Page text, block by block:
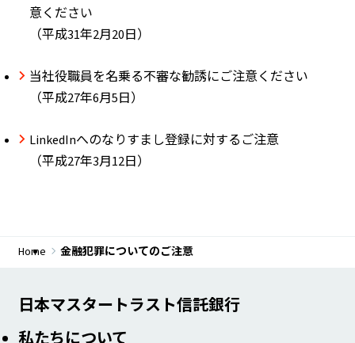
意ください
（平成31年2月20日）
当社役職員を名乗る不審な勧誘にご注意ください
（平成27年6月5日）
LinkedInへのなりすまし登録に対するご注意
（平成27年3月12日）
Home 金融犯罪についてのご注意
日本マスタートラスト信託銀行